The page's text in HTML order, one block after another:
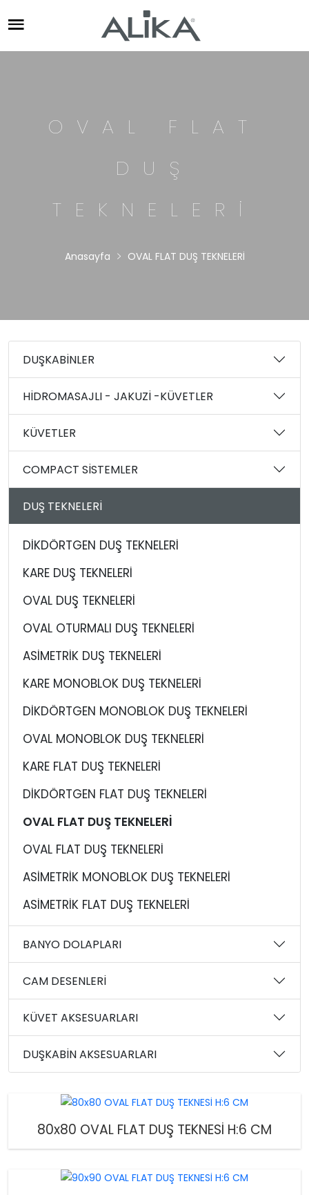
OVAL FLAT
DUŞ
TEKNELERİ
Anasayfa OVAL FLAT DUŞ TEKNELERİ
DUŞKABİNLER
HİDROMASAJLI - JAKUZİ -KÜVETLER
KÜVETLER
COMPACT SİSTEMLER
DUŞ TEKNELERİ
DİKDÖRTGEN DUŞ TEKNELERİ
KARE DUŞ TEKNELERİ
OVAL DUŞ TEKNELERİ
OVAL OTURMALI DUŞ TEKNELERİ
ASİMETRİK DUŞ TEKNELERİ
KARE MONOBLOK DUŞ TEKNELERİ
DİKDÖRTGEN MONOBLOK DUŞ TEKNELERİ
OVAL MONOBLOK DUŞ TEKNELERİ
KARE FLAT DUŞ TEKNELERİ
DİKDÖRTGEN FLAT DUŞ TEKNELERİ
OVAL FLAT DUŞ TEKNELERİ
OVAL FLAT DUŞ TEKNELERİ
ASİMETRİK MONOBLOK DUŞ TEKNELERİ
ASİMETRİK FLAT DUŞ TEKNELERİ
BANYO DOLAPLARI
CAM DESENLERİ
KÜVET AKSESUARLARI
DUŞKABİN AKSESUARLARI
80x80 OVAL FLAT DUŞ TEKNESİ H:6 CM